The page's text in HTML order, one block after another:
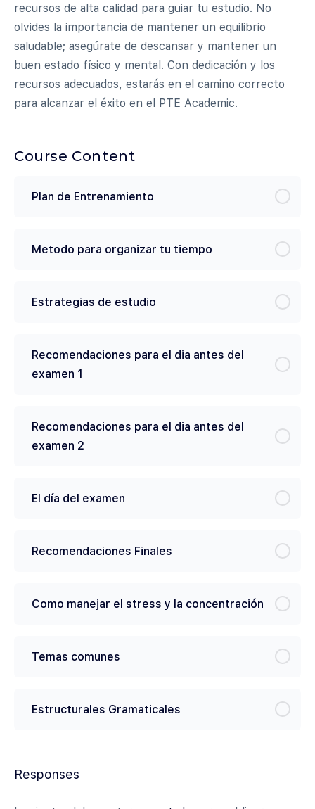
recursos de alta calidad para guiar tu estudio. No
olvides la importancia de mantener un equilibrio
saludable; asegúrate de descansar y mantener un
buen estado físico y mental. Con dedicación y los
recursos adecuados, estarás en el camino correcto
para alcanzar el éxito en el PTE Academic.
Course Content
Plan de Entrenamiento
Metodo para organizar tu tiempo
Estrategias de estudio
Recomendaciones para el dia antes del
examen 1
Recomendaciones para el dia antes del
examen 2
El día del examen
Recomendaciones Finales
Como manejar el stress y la concentración
Temas comunes
Estructurales Gramaticales
Responses